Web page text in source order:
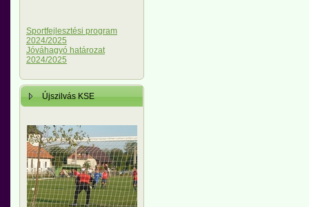
Sportfejlesztési program
2024/2025
Jóváhagyó határozat
2024/2025
Újszilvás KSE